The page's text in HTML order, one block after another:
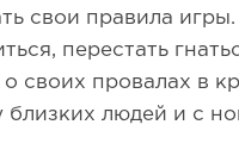
свои правила
перестать
о своих провалах в
людей и с